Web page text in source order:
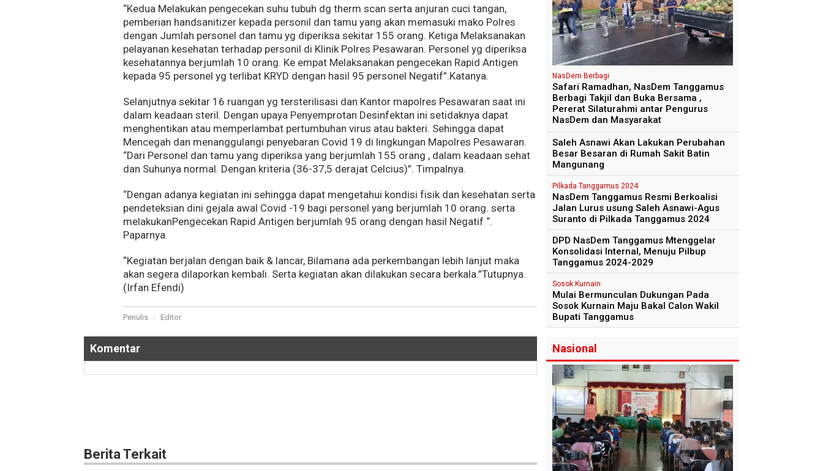
“Kedua Melakukan pengecekan suhu tubuh dg therm scan serta anjuran cuci tangan,
pemberian handsanitizer kepada personil dan tamu yang akan memasuki mako Polres
dengan Jumlah personel dan tamu yg diperiksa sekitar 155 orang. Ketiga Melaksanakan
pelayanan kesehatan terhadap personil di Klinik Polres Pesawaran. Personel yg diperiksa
kesehatannya berjumlah 10 orang. Ke empat Melaksanakan pengecekan Rapid Antigen
kepada 95 personel yg terlibat KRYD dengan hasil 95 personel Negatif”.Katanya.
Selanjutnya sekitar 16 ruangan yg tersterilisasi dan Kantor mapolres Pesawaran saat ini
dalam keadaan steril. Dengan upaya Penyemprotan Desinfektan ini setidaknya dapat
menghentikan atau memperlambat pertumbuhan virus atau bakteri. Sehingga dapat
Mencegah dan menanggulangi penyebaran Covid 19 di lingkungan Mapolres Pesawaran.
“Dari Personel dan tamu yang diperiksa yang berjumlah 155 orang , dalam keadaan sehat
dan Suhunya normal. Dengan kriteria (36-37,5 derajat Celcius)”. Timpalnya.
“Dengan adanya kegiatan ini sehingga dapat mengetahui kondisi fisik dan kesehatan serta
pendeteksian dini gejala awal Covid -19 bagi personel yang berjumlah 10 orang. serta
melakukanPengecekan Rapid Antigen berjumlah 95 orang dengan hasil Negatif “.
Paparnya.
“Kegiatan berjalan dengan baik & lancar, Bilamana ada perkembangan lebih lanjut maka
akan segera dilaporkan kembali. Serta kegiatan akan dilakukan secara berkala.”Tutupnya.
(Irfan Efendi)
Penulis : Editor
Komentar
Berita Terkait
NasDem Berbagi
Safari Ramadhan, NasDem Tanggamus
Berbagi Takjil dan Buka Bersama ,
Pererat Silaturahmi antar Pengurus
NasDem dan Masyarakat
Saleh Asnawi Akan Lakukan Perubahan
Besar Besaran di Rumah Sakit Batin
Mangunang
Pilkada Tanggamus 2024
NasDem Tanggamus Resmi Berkoalisi
Jalan Lurus usung Saleh Asnawi-Agus
Suranto di Pilkada Tanggamus 2024
DPD NasDem Tanggamus Mtenggelar
Konsolidasi Internal, Menuju Pilbup
Tanggamus 2024-2029
Sosok Kurnain
Mulai Bermunculan Dukungan Pada
Sosok Kurnain Maju Bakal Calon Wakil
Bupati Tanggamus
Nasional